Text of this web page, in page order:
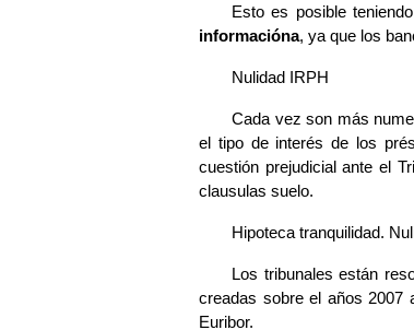
Esto es posible
informacióna, ya que los
Nulidad IRPH
Cada vez son más
el tipo de interés de los
cuestión prejudicial ante el
clausulas suelo.
Hipoteca tranquilidad.
Los tribunales están
creadas sobre el años 2007
Euribor.